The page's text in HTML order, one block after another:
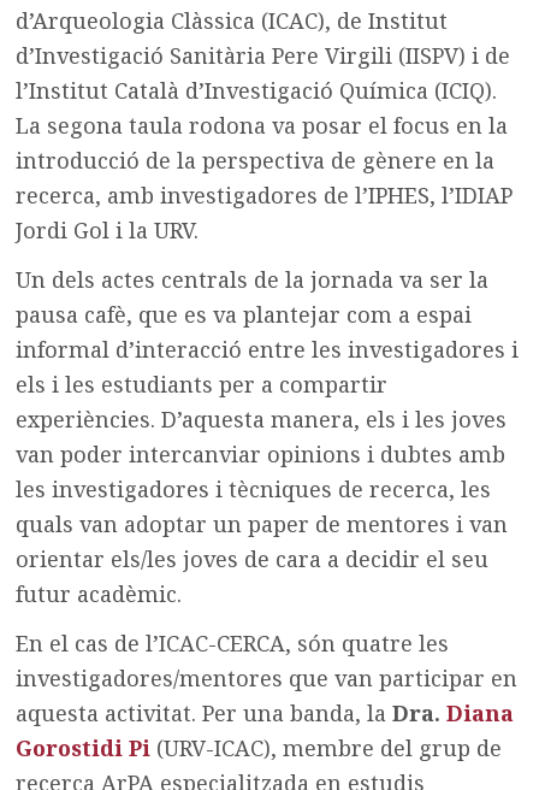
d’Arqueologia Clàssica (ICAC), de Institut
d’Investigació Sanitària Pere Virgili (IISPV) i de
l’Institut Català d’Investigació Química (ICIQ).
La segona taula rodona va posar el focus en la
introducció de la perspectiva de gènere en la
recerca, amb investigadores de l’IPHES, l’IDIAP
Jordi Gol i la URV.
Un dels actes centrals de la jornada va ser la
pausa cafè, que es va plantejar com a espai
informal d’interacció entre les investigadores i
els i les estudiants per a compartir
experiències. D’aquesta manera, els i les joves
van poder intercanviar opinions i dubtes amb
les investigadores i tècniques de recerca, les
quals van adoptar un paper de mentores i van
orientar els/les joves de cara a decidir el seu
futur acadèmic.
En el cas de l’ICAC-CERCA, són quatre les
investigadores/mentores que van participar en
aquesta activitat. Per una banda, laDra.Diana
Gorostidi Pi (URV-ICAC), membre del grup de
recerca ArPA especialitzada en estudis